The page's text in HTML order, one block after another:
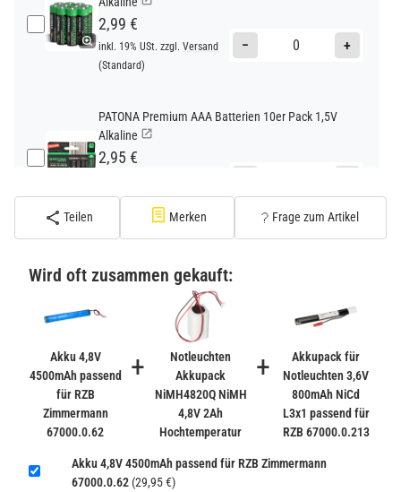
2,99 €
inkl. 19% USt. zzgl. Versand
(Standard)
− +
PATONA Premium AAA Batterien 10er Pack 1,5V
Alkaline
2,95 €
(Standard)
Lithium
inkl. 19% USt. zzgl.Versand
(Gefahrgut UN3090 Versand
gem. SV188 ADR)
+
Verbatim Cool'n'Go AirJet Handventilator 4000mAh
Grau Lila
inkl. 19% USt. zzgl.Versand
(Gefahrgut UN3480 Versand
−
Teilen Merken Frage zum Artikel
Wird oft zusammen gekauft:
Akku 4,8V
4500mAh passend
für RZB
Zimmermann
67000.0.62
+
Notleuchten
Akkupack
NiMH4820Q NiMH
4,8V 2Ah
Hochtemperatur
+
Akkupack für
Notleuchten 3,6V
800mAh NiCd
L3x1 passend für
RZB 67000.0.213
Akku 4,8V 4500mAh passend für RZB Zimmermann
67000.0.62 (29,95 €)